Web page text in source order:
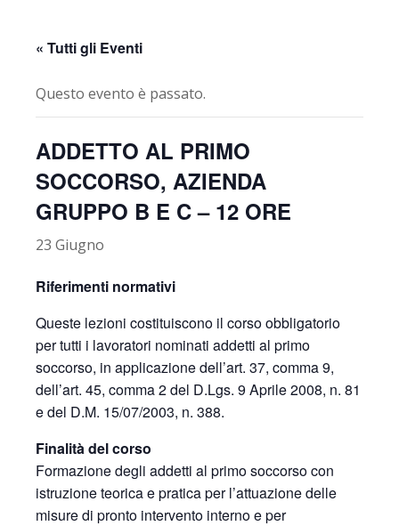
« Tutti gli Eventi
Questo evento è passato.
ADDETTO AL PRIMO
SOCCORSO, AZIENDA
GRUPPO B E C – 12 ORE
23 Giugno
Riferimenti normativi
Queste lezioni costituiscono il corso obbligatorio
per tutti i lavoratori nominati addetti al primo
soccorso, in applicazione dell’art. 37, comma 9,
dell’art. 45, comma 2 del D.Lgs. 9 Aprile 2008, n. 81
e del D.M. 15/07/2003, n. 388.
Finalità del corso
Formazione degli addetti al primo soccorso con
istruzione teorica e pratica per l’attuazione delle
misure di pronto intervento interno e per